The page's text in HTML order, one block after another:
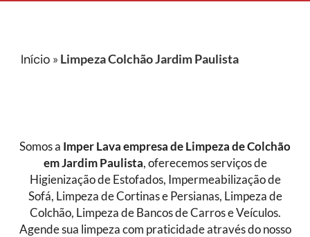
Início » Limpeza Colchão Jardim Paulista
Somos a Imper Lava empresa de Limpeza de Colchão
em Jardim Paulista, oferecemos serviços de
Higienização de Estofados, Impermeabilização de
Sofá, Limpeza de Cortinas e Persianas, Limpeza de
Colchão, Limpeza de Bancos de Carros e Veículos.
Agende sua limpeza com praticidade através do nosso